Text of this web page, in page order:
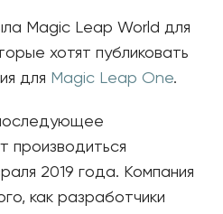
Magic Leap World для
хотят публиковать
для Magic Leap One.
производиться
2019 года. Компания
как разработчики